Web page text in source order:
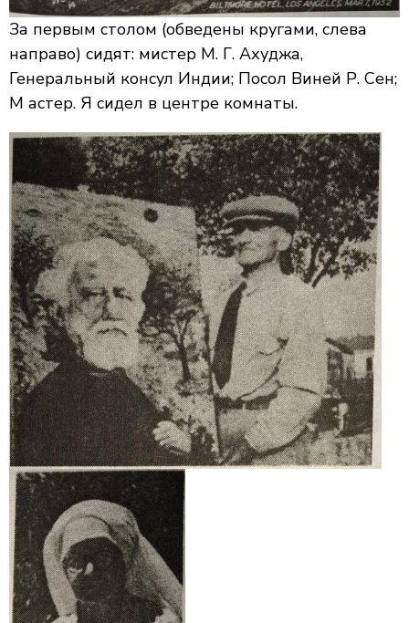
За первым столом (обведены кругами, слева
направо) сидят: мистер М. Г. Ахуджа,
Генеральный консул Индии; Посол Виней Р. Сен;
М астер. Я сидел в центре комнаты.